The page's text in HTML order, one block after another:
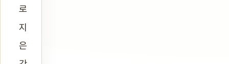
로
지
은